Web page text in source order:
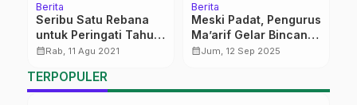
Berita
Seribu Satu Rebana
untuk Peringati Tahun
Baru
calendar_monthRab, 11 Agu 2021
Berita
Meski Padat, Pengurus
Ma’arif Gelar Bincang
Pendidikan Bahas
calendar_monthJum, 12 Sep 2025
TERPOPULER